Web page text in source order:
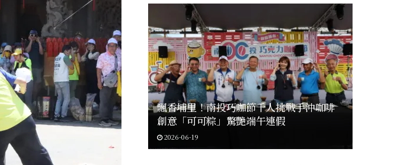
飄香埔里！南投巧咖節千人挑戰手沖咖啡
創意「可可粽」驚艷端午連假
2026-06-19